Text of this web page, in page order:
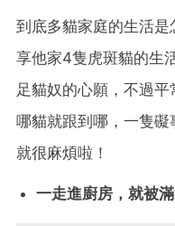
到底多貓家庭的生活
享他家4隻虎斑貓的生
足貓奴的心願，不過
哪貓就跟到哪，一隻
就很麻煩啦！
一走進廚房，就被